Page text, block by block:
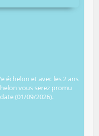
échelon et avec les 2 ans
vous serez promu
(01/09/2026).